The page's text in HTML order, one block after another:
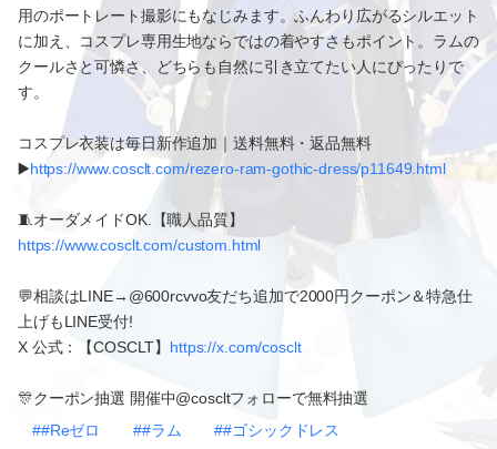
用のポートレート撮影にもなじみます。ふんわり広がるシルエット
に加え、コスプレ専用生地ならではの着やすさもポイント。ラムの
クールさと可憐さ、どちらも自然に引き立てたい人にぴったりで
す。
コスプレ衣装は毎日新作追加｜送料無料・返品無料
▶️https://www.cosclt.com/rezero-ram-gothic-dress/p11649.html
🧵オーダメイドOK.【職人品質】
https://www.cosclt.com/custom.html
💬相談はLINE→@600rcvvo友だち追加で2000円クーポン＆特急仕
上げもLINE受付!
X 公式：【COSCLT】 https://x.com/cosclt
🎊クーポン抽選 開催中@coscltフォローで無料抽選
##Reゼロ
##ラム ##ゴシックドレス